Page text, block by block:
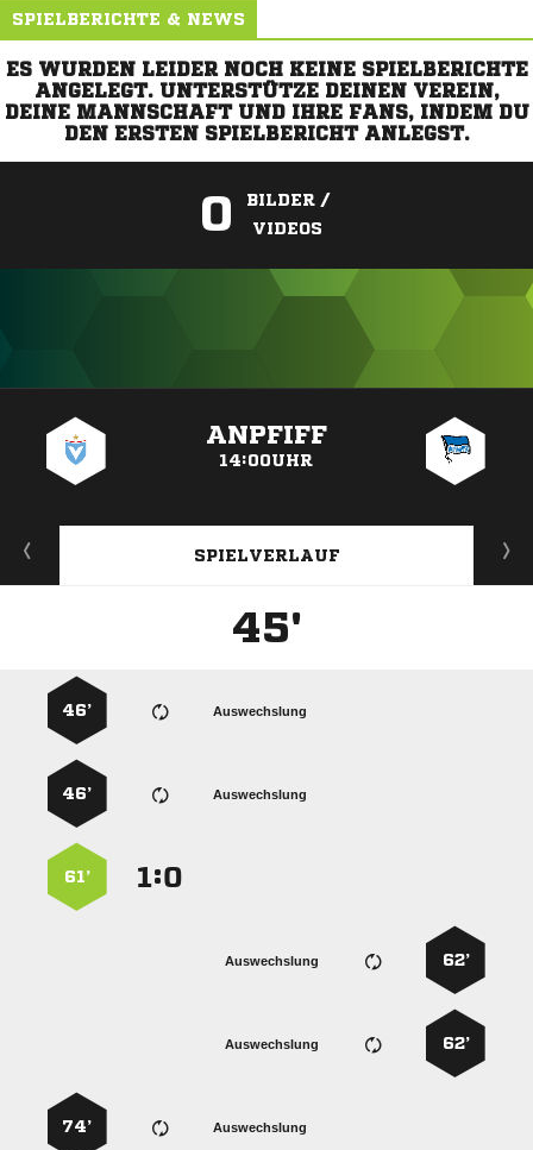
SPIELBERICHTE & NEWS
ES WURDEN LEIDER NOCH KEINE SPIELBERICHTE
ANGELEGT. UNTERSTÜTZE DEINEN VEREIN,
DEINE MANNSCHAFT UND IHRE FANS, INDEM DU
DEN ERSTEN SPIELBERICHT ANLEGST.
0
BILDER /
VIDEOS
ANPFIFF
14:00UHR
SPIELVERLAUF
45'
Auswechslung
46’
Auswechslung
46’
:
61’
62’
Auswechslung
62’
Auswechslung
Auswechslung
74’